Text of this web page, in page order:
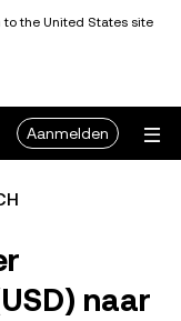
to the United States site
Aanmelden
naar